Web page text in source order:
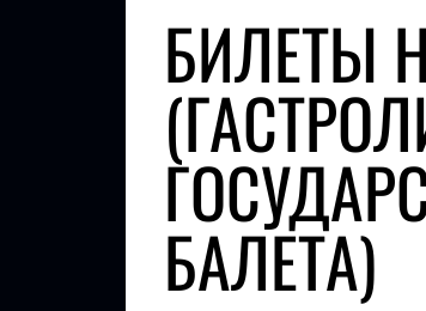
БИЛЕТЫ
БАЛЕТА)